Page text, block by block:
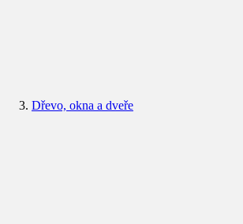
Dřevo, okna a dveře